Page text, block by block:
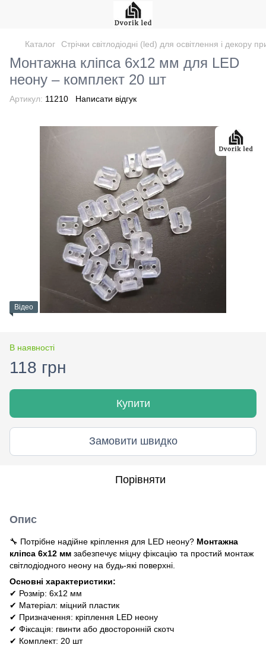
Каталог Стрічки світлодіодні (led) для освітлення і декору
Монтажна кліпса 6х12 мм для LED
неону – комплект 20 шт
Артикул: 11210 Написати відгук
Відео
В наявності
118 грн
Купити
Замовити швидко
Порівняти
Опис
🔧 Потрібне надійне кріплення для LED неону? Монтажна
кліпса 6х12 мм забезпечує міцну фіксацію та простий монтаж
світлодіодного неону на будь-які поверхні.
Основні характеристики:
✔ Розмір: 6х12 мм
✔ Матеріал: міцний пластик
✔ Призначення: кріплення LED неону
✔ Фіксація: гвинти або двосторонній скотч
✔ Комплект: 20 шт